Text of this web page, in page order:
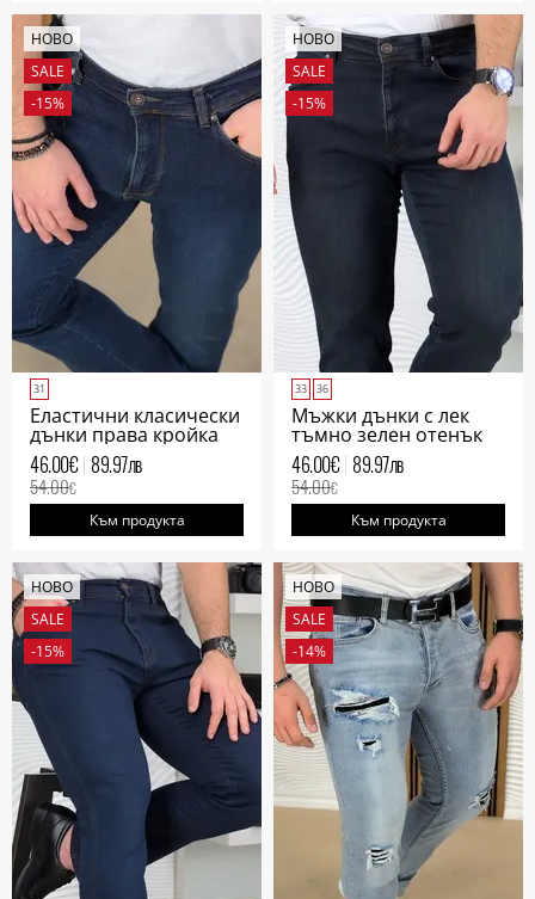
НОВО
SALE
-15%
31
Еластични класически
дънки права кройка
мъжки
46.00€ 89.97лв
54.00€
Към продукта
НОВО
SALE
-15%
33 36
Мъжки дънки с лек
тъмно зелен отенък
права кройка
46.00€ 89.97лв
54.00€
Към продукта
НОВО
SALE
-15%
НОВО
SALE
-14%